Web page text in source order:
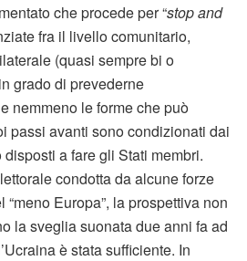
che procede per “stop and
fra il livello comunitario,
(quasi sempre bi o
grado di prevederne
nemmeno le forme che può
passi avanti sono condizionati dai
a fare gli Stati membri.
condotta da alcune forze
Europa”, la prospettiva non
la sveglia suonata due anni fa ad
è stata sufficiente. In